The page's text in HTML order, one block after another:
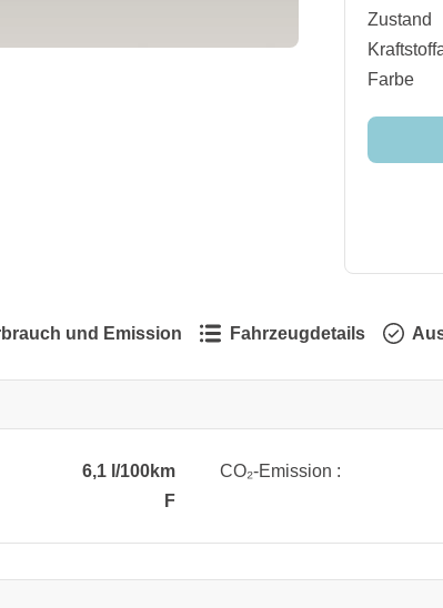
Zustand
Farbe
und Emission Fahrzeugdetails
6,1 l/100km CO₂-Emission :
F